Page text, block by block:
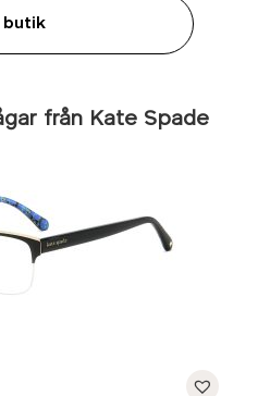
butik
från Kate Spade